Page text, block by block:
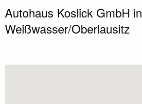
Autohaus Koslick GmbH in
Weißwasser/Oberlausitz